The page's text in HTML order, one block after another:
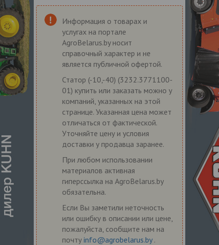
Информация о товарах и
услугах на портале
AgroBelarus.by носит
справочный характер и не
является публичной офертой.
Статор (-10,-40) (3232.3771100-
01) купить или заказать можно у
компаний, указанных на этой
странице. Указанная цена может
отличаться от фактической.
Уточняйте цену и условия
доставки у продавца заранее.
При любом использовании
материалов активная
гиперссылка на AgroBelarus.by
обязательна.
Если Вы заметили неточность
или ошибку в описании или цене,
пожалуйста, сообщите нам на
почту info@agrobelarus.by .